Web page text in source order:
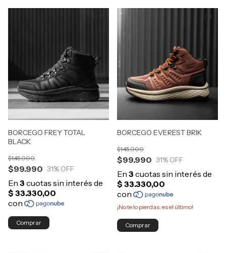
1 / 5
BORCEGO FREY TOTAL
BLACK
$99.990
$145.000
31% OFF
Comprar
/ 8
BORCEGO EVEREST BRIK
$99.990
$145.000
31% OFF
¡No te lo pierdas, es el último!
Comprar